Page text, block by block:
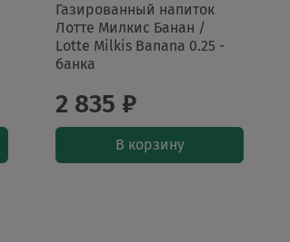
Газированный напиток
Лотте Милкис Банан /
Lotte Milkis Banana 0.25 -
банка
2 835 ₽
В корзину